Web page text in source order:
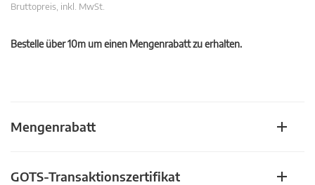
Bruttopreis, inkl. MwSt.
Bestelle über 10m um einen Mengenrabatt zu erhalten.
Mengenrabatt
GOTS-Transaktionszertifikat